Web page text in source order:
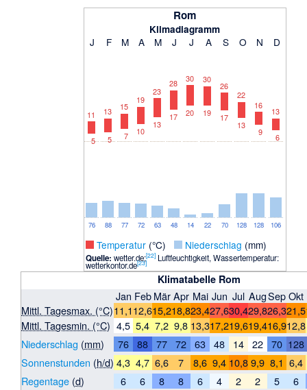
Rom
Klimadiagramm
J F M A M J J A S O N D
76
11
5
88
13
5
77
15
7
72
19
10
63
23
13
48
28
17
14
30
20
22
30
19
70
26
17
128
22
13
128
16
9
106
13
6
_ Temperatur(°C) _ Niederschlag (mm)
Quelle: wetter.de;[22]Luftfeuchtigkeit, Wassertemperatur:
wetterkontor.de[23]
Klimatabelle Rom
Jan FebMärApr Mai Jun Jul AugSep Okt
Mittl. Tagesmax. (°C)11,112,615,218,823,427,630,429,826,321,5
Mittl. Tagesmin. (°C) 4,5 5,4 7,2 9,8 13,317,219,619,416,912,8
Niederschlag (mm) 76 88 77 72 63 48 14 22 70 128
Sonnenstunden (h/d) 4,3 4,7 6,6 7 8,6 9,4 10,8 9,9 8,1 6,4
Regentage (d) 6 6 8 8 6 4 2 2 5
6